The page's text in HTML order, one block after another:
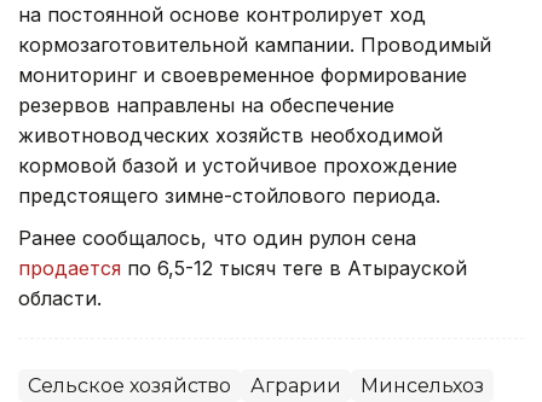
на постоянной основе контролирует ход
кормозаготовительной кампании. Проводимый
мониторинг и своевременное формирование
резервов направлены на обеспечение
животноводческих хозяйств необходимой
кормовой базой и устойчивое прохождение
предстоящего зимне-стойлового периода.
Ранее сообщалось, что один рулон сена
продается по 6,5-12 тысяч теңге в Атырауской
области.
Сельское хозяйство Аграрии Минсельхоз